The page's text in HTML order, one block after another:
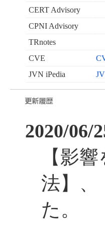
CERT Advisory
CPNI Advisory
TRnotes
CVE
JVN iPedia
2020/06/
【影
法】、
た。